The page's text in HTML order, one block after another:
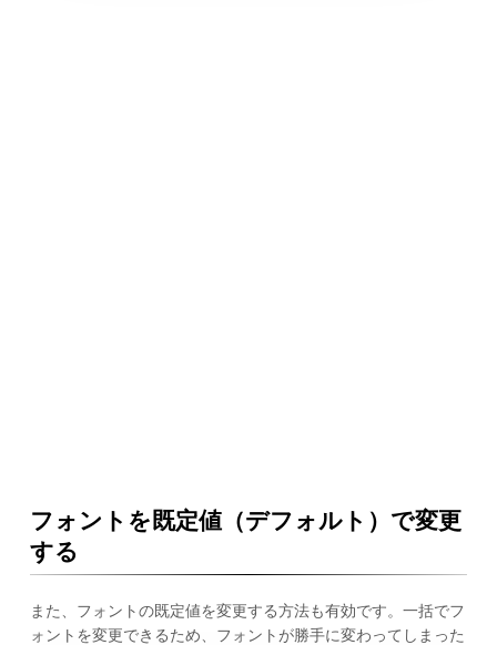
フォントを既定値（デフォルト）で変更
する
また、フォントの既定値を変更する方法も有効です。一括でフ
ォントを変更できるため、フォントが勝手に変わってしまった